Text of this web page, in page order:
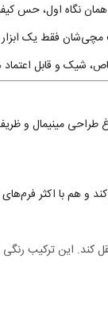
نگاه اول، حس
فقط یک
شیک و قابل
طراحی مینیمال و
این ترکیب رنگی